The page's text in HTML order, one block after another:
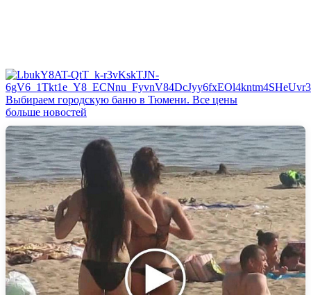
Выбираем городскую баню в Тюмени. Все цены
больше новостей